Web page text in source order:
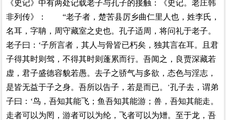
《史记》中有两处记载老子与孔子的接触：《史记。老庄韩
非列传》： “老子者，楚苦县厉乡曲仁里人也，姓李氏，
名耳，字聃，周守藏室之史也。孔子适周，将问礼于老子。
老子曰：‘子所言者，其人与骨皆已朽矣，独其言在耳。且君
子得其时则驾，不得其时则蓬累而行。吾闻之，良贾深藏若
虚，君子盛德容貌若愚。去子之骄气与多欲，态色与淫志，
是皆无益于子之身。吾所以告子，若是而已。
’孔子去，谓弟
子曰：‘鸟，吾知其能飞；鱼吾知其能游；兽，吾知其能走。
走者可以为罔，游者可以为纶，飞者可以为矰。至于龙，吾